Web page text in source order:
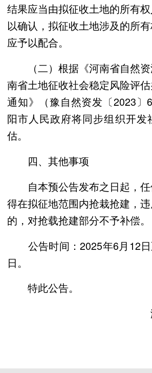
结果应当由拟征收土地的所有
以确认，拟征收土地涉及的所
应予以配合。
（二）根据《河南省自然资
南省土地征收社会稳定风险评
通知》（豫自然资发〔2023〕
阳市人民政府将同步组织开发
估。
四、其他事项
自本预公告发布之日起，任
得在拟征地范围内抢栽抢建，
的，对抢载抢建部分不予补偿。
公告时间：2025年6月12日
日。
特此公告。